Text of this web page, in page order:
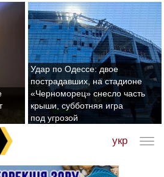
Удар по Одессе: двое
пострадавших, на стадионе
«Черноморец» снесло часть
крыши, субботняя игра
под угрозой
укр